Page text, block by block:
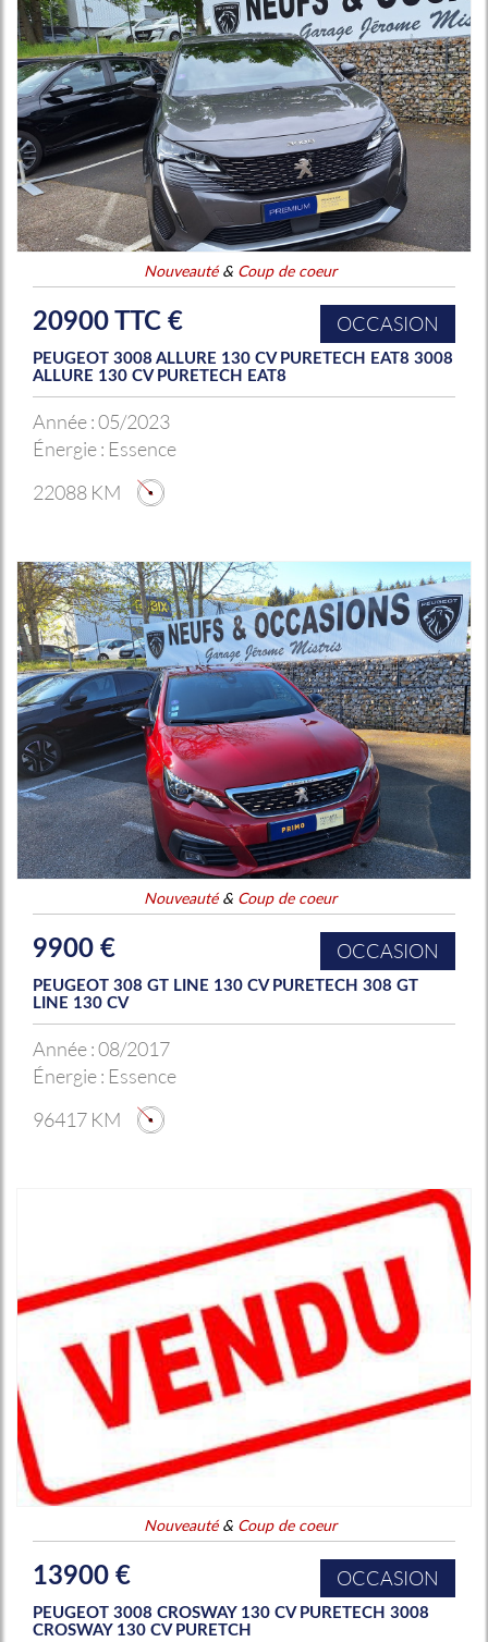
Nouveauté& Coup de coeur
20900 TTC € OCCASION
PEUGEOT 3008 ALLURE 130 CV PURETECH EAT8 3008
ALLURE 130 CV PURETECH EAT8
Année :05/2023
Énergie : Essence
22088 KM
Nouveauté& Coup de coeur
9900 € OCCASION
PEUGEOT 308 GT LINE 130 CV PURETECH 308 GT
LINE 130 CV
Année :08/2017
Énergie : Essence
96417 KM
Nouveauté& Coup de coeur
13900 € OCCASION
PEUGEOT 3008 CROSWAY 130 CV PURETECH 3008
CROSWAY 130 CV PURETCH